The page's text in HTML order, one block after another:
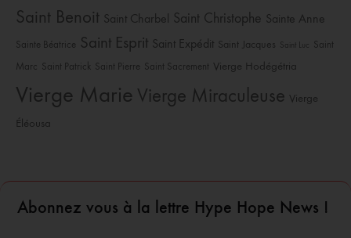
Saint Benoit Saint Charbel Saint Christophe Sainte Anne
Sainte Béatrice Saint Esprit Saint Expédit Saint Jacques Saint Luc
Saint
Marc Saint Patrick Saint Pierre Saint Sacrement Vierge Hodégétria
Vierge Marie Vierge Miraculeuse Vierge
Éléousa
Abonnez vous à la lettre Hype Hope News !